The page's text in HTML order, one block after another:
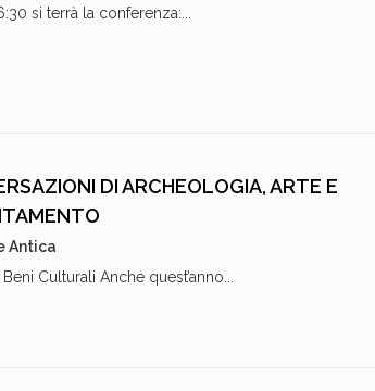
si terrà la conferenza:...
DI ARCHEOLOGIA, ARTE E
Antica
Culturali Anche quest’anno...